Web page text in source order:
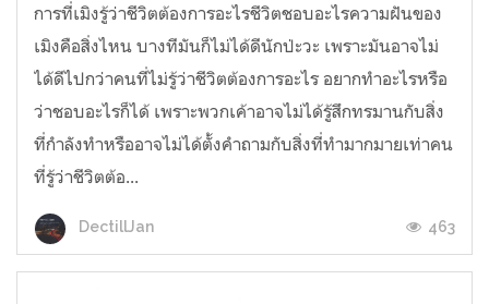
การที่เมิงรู้ว่าชีวิตต้องการอะไรชีวิตชอบอะไรความฝันของ
เมิงคือสิ่งไหน บางทีมันก็ไม่ได้ดีนักป่ะวะ เพราะมันอาจไม่
ได้ดีไปกว่าคนที่ไม่รู้ว่าชีวิตต้องการอะไร อยากทำอะไรหรือ
ว่าชอบอะไรก็ได้ เพราะพวกเค้าอาจไม่ได้รู้สึกทรมานกับสิ่ง
ที่กำลังทำหรืออาจไม่ได้ตั้งคำถามกับสิ่งที่ทำมากมายเท่าคน
ที่รู้ว่าชีวิตต้อ...
DectillJan 463